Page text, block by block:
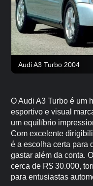
Audi A3 Turbo 2004
O Audi A3 Turbo é um
esportivo e visual
um equilíbrio
Com excelente
é a escolha certa para
gastar além da conta.
cerca de R$ 30.000,
para entusiastas